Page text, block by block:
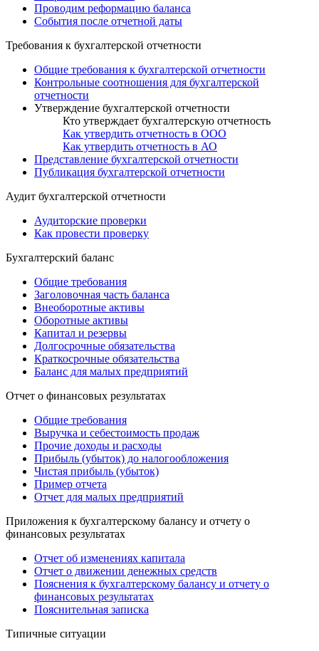
Проводим реформацию баланса
События после отчетной даты
Требования к бухгалтерской отчетности
Общие требования к бухгалтерской отчетности
Контрольные соотношения для бухгалтерской
отчетности
Утверждение бухгалтерской отчетности
Кто утверждает бухгалтерскую отчетность
Как утвердить отчетность в ООО
Как утвердить отчетность в АО
Представление бухгалтерской отчетности
Публикация бухгалтерской отчетности
Аудит бухгалтерской отчетности
Аудиторские проверки
Как провести проверку
Бухгалтерский баланс
Общие требования
Заголовочная часть баланса
Внеоборотные активы
Оборотные активы
Капитал и резервы
Долгосрочные обязательства
Краткосрочные обязательства
Баланс для малых предприятий
Отчет о финансовых результатах
Общие требования
Выручка и себестоимость продаж
Прочие доходы и расходы
Прибыль (убыток) до налогообложения
Чистая прибыль (убыток)
Пример отчета
Отчет для малых предприятий
Приложения к бухгалтерскому балансу и отчету о
финансовых результатах
Отчет об изменениях капитала
Отчет о движении денежных средств
Пояснения к бухгалтерскому балансу и отчету о
финансовых результатах
Пояснительная записка
Типичные ситуации